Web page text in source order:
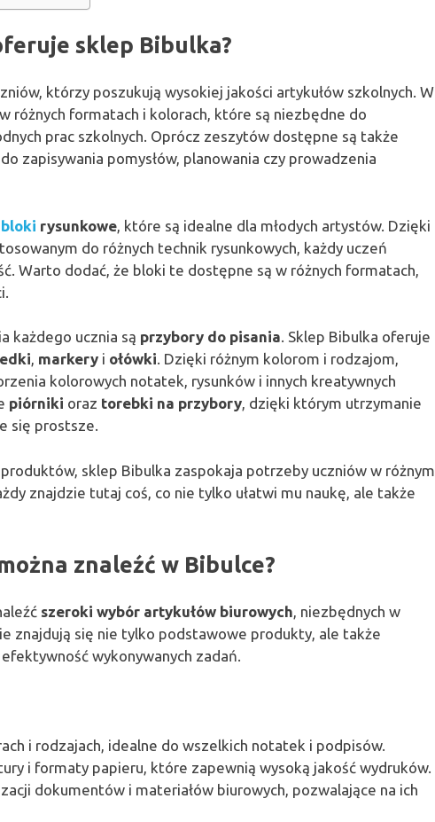
sklep Bibulka?
którzy poszukują wysokiej jakości artykułów szkolnych. W
w różnych formatach i kolorach, które są niezbędne do
prac szkolnych. Oprócz zeszytów dostępne są także
zapisywania pomysłów, planowania czy prowadzenia
bloki rysunkowe , które są idealne dla młodych artystów. Dzięki
do różnych technik rysunkowych, każdy uczeń
Warto dodać, że bloki te dostępne są w różnych formatach,
każdego ucznia są przybory do pisania. Sklep Bibulka oferuje
, markery i ołówki. Dzięki różnym kolorom i rodzajom,
kolorowych notatek, rysunków i innych kreatywnych
piórniki oraz torebki na przybory, dzięki którym utrzymanie
się prostsze.
sklep Bibulka zaspokaja potrzeby uczniów w różnym
znajdzie tutaj coś, co nie tylko ułatwi mu naukę, ale także
znaleźć w Bibulce?
szeroki wybór artykułów biurowych, niezbędnych w
znajdują się nie tylko podstawowe produkty, ale także
wykonywanych zadań.
i rodzajach, idealne do wszelkich notatek i podpisów.
i formaty papieru, które zapewnią wysoką jakość wydruków.
dokumentów i materiałów biurowych, pozwalające na ich